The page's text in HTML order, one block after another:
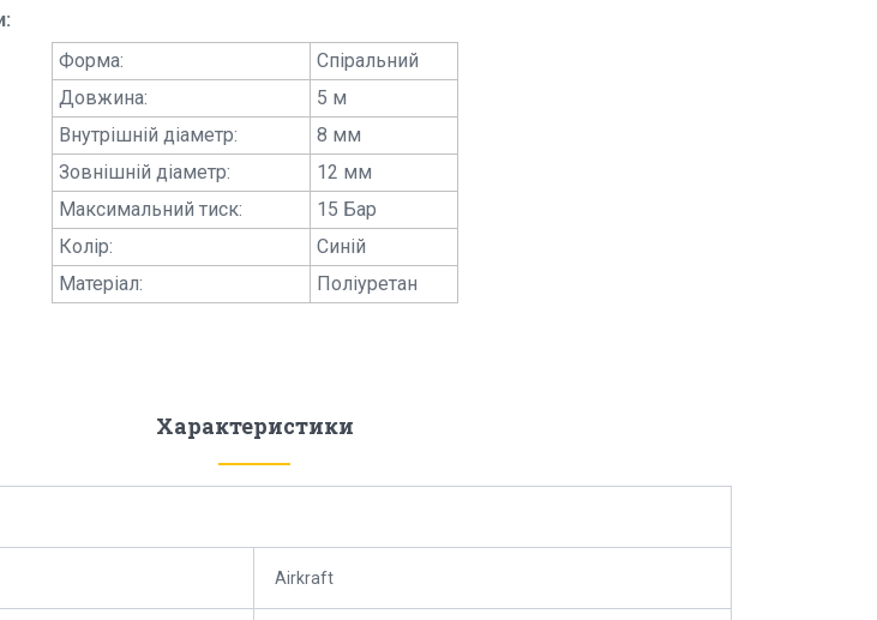
Форма:
Спіральний
Довжина:
5 м
Внутрішній діаметр:
8 мм
Зовнішній діаметр:
12 мм
Максимальний тиск:
15 Бар
Колір:
Синій
Матеріал:
Поліуретан
Характеристики
Airkraft